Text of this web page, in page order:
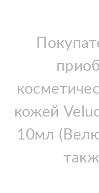
кожей
10мл